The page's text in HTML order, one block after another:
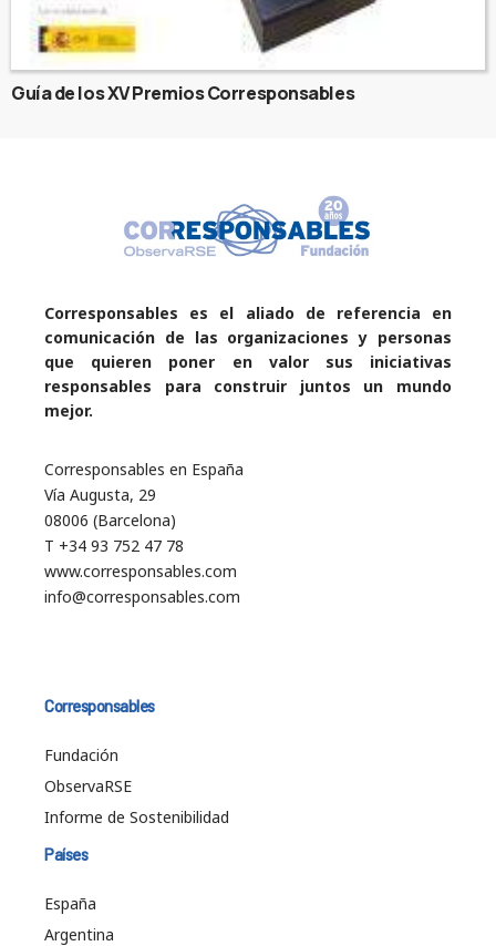
Guía de los XV Premios Corresponsables
Corresponsables es el aliado de referencia en
comunicación de las organizaciones y personas
que quieren poner en valor sus iniciativas
responsables para construir juntos un mundo
mejor.
Corresponsables en España
Vía Augusta, 29
08006 (Barcelona)
T +34 93 752 47 78
www.corresponsables.com
info@corresponsables.com
Corresponsables
Fundación
ObservaRSE
Informe de Sostenibilidad
Países
España
Argentina